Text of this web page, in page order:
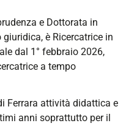
e Dottorata in
è Ricercatrice in
dal 1° febbraio 2026,
a tempo
Ferrara attività didattica e
anni soprattutto per il